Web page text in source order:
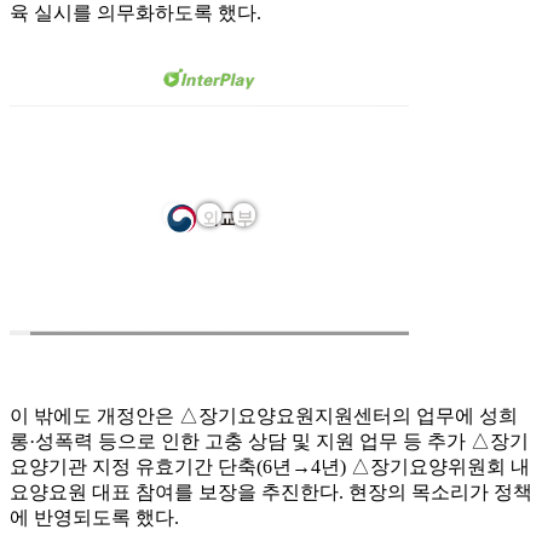
육 실시를 의무화하도록 했다.
이 밖에도 개정안은 △장기요양요원지원센터의 업무에 성희
롱·성폭력 등으로 인한 고충 상담 및 지원 업무 등 추가 △장기
요양기관 지정 유효기간 단축(6년→4년) △장기요양위원회 내
요양요원 대표 참여를 보장을 추진한다. 현장의 목소리가 정책
에 반영되도록 했다.